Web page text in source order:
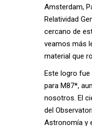
Amsterdam,
Relatividad
cercano de
veamos más
material que
Este logro fue
para M87*,
nosotros. El
del
Astronomía y